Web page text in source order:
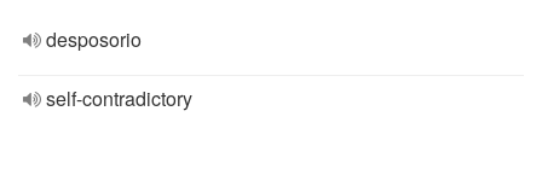
desposorio
self-contradictory